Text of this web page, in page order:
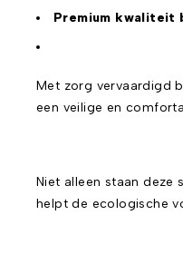
Premium kwaliteit
Met zorg vervaardigd
een veilige en
Niet alleen staan deze
helpt de ecologische